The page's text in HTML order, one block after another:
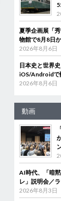
夏季企画展「
物館で8月8日
2026年8月6日
日本史と世界
iOS/Androidで
2026年8月6日
動画
AI時代、「暗
レ」説明会／
2026年8月3日